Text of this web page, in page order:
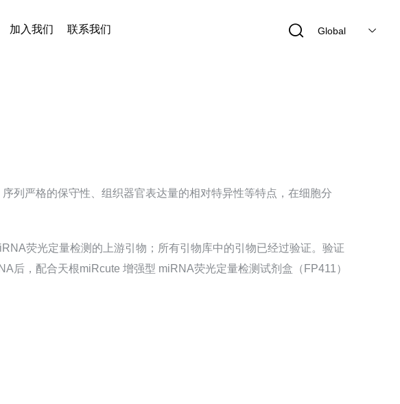
加入我们 联系我们 Global
列严格的保守性、组织器官表达量的相对特异性等特点，在细胞分
荧光定量检测的上游引物；所有引物库中的引物已经过验证。验证
后，配合天根miRcute 增强型 miRNA荧光定量检测试剂盒（FP411）